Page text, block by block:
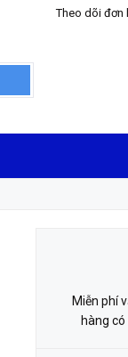
Theo dõi đơn
LIÊN
Miễn phí
hàng